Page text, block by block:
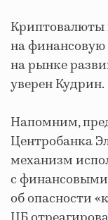
Криптовалюты
на
на рынке
уверен Кудрин.
Напомним,
Центробанка
механизм
с
об опасности